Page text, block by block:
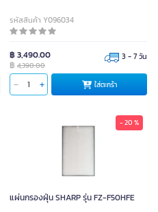
รหัสสินค้า Y096034
฿ 3,490.00
฿ 4,390.00
3 - 7 วัน
ใส่ตะกร้า
- 20 %
แผ่นกรองฝุ่น SHARP รุ่น FZ-F50HFE